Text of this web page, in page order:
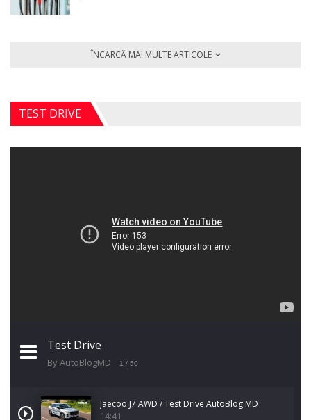
ÎNCARCĂ MAI MULTE ARTICOLE
TEST DRIVE
Test Drive
By AutoBlogMD 1 / 50
Jaecoo J7 AWD / Test Drive AutoBlog.MD
14:41